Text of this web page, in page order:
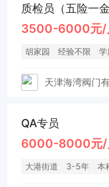
质检员（五险一
3500-6000元/
胡家园 经验不限 学
天津海湾阀门
QA专员
6000-8000元/
大港街道 3-5年 本